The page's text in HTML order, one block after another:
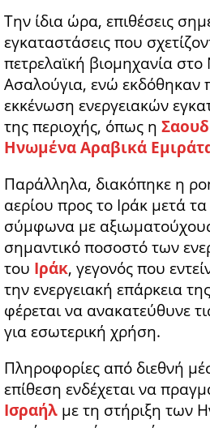
Την ίδια ώρα, επιθέσεις
εγκαταστάσεις που
πετρελαϊκή βιομηχανία
Ασαλούγια, ενώ εκδόθηκαν
εκκένωση ενεργειακών
της περιοχής, όπως η
Ηνωμένα Αραβικά
Παράλληλα, διακόπηκε η
αερίου προς το Ιράκ μετά
σύμφωνα με
σημαντικό ποσοστό των
του Ιράκ, γεγονός που
την ενεργειακή επάρκεια
φέρεται να ανακατεύθυνε
για εσωτερική χρήση.
Πληροφορίες από διεθνή
επίθεση ενδέχεται να
Ισραήλ με τη στήριξη των